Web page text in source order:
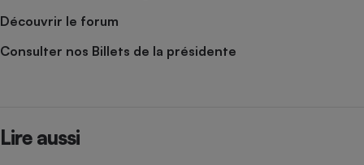
Découvrir le forum
Consulter nos Billets de la présidente
Lire aussi